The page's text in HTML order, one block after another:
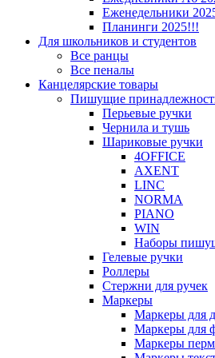
Еженедельники
Планинги 2025!!!
Для школьников и студентов
Все ранцы
Все пеналы
Канцелярские товары
Пишущие
Перьевые ручки
Чернила и тушь
Шариковые ручки
4OFFICE
AXENT
LINC
NORMA
PIANO
WIN
Наборы
Гелевые ручки
Роллеры
Стержни для ручек
Маркеры
Маркеры для
Маркеры для
Маркеры